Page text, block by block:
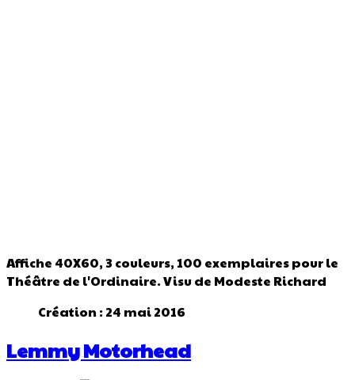
Affiche 40X60, 3 couleurs, 100 exemplaires pour le
Théâtre de l'Ordinaire. Visu de Modeste Richard
Création : 24 mai 2016
Lemmy Motorhead